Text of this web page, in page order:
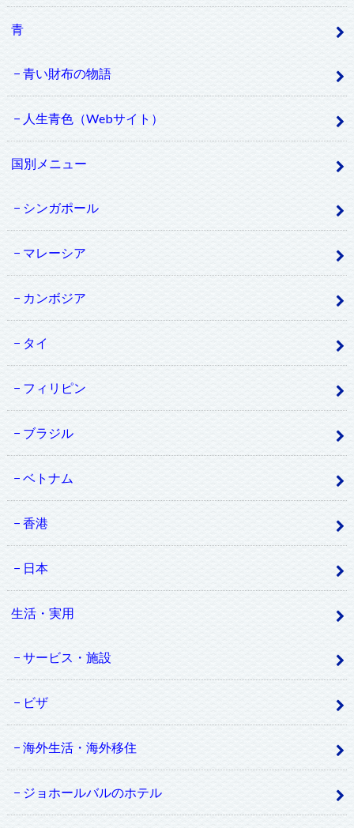
青
青い財布の物語
人生青色（Webサイト）
国別メニュー
シンガポール
マレーシア
カンボジア
タイ
フィリピン
ブラジル
ベトナム
香港
日本
生活・実用
サービス・施設
ビザ
海外生活・海外移住
ジョホールバルのホテル